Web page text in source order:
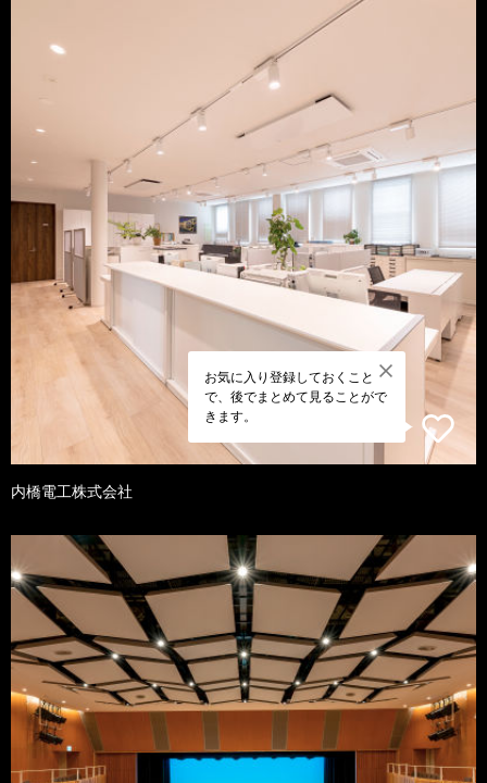
お気に入り登録しておくこと
で、後でまとめて見ることがで
きます。
内橋電工株式会社